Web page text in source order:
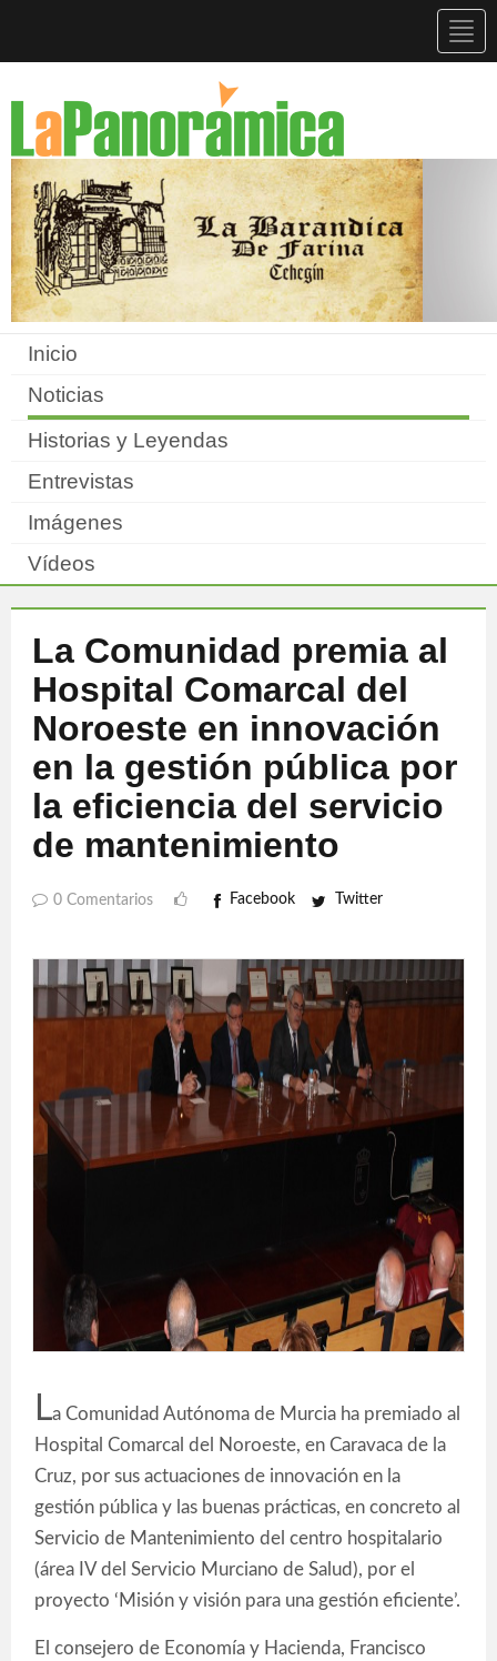
Inicio
Noticias
Historias y Leyendas
Entrevistas
Imágenes
Vídeos
La Comunidad premia al
Hospital Comarcal del
Noroeste en innovación
en la gestión pública por
la eficiencia del servicio
de mantenimiento
0 Comentarios Facebook Twitter
La Comunidad Autónoma de Murcia ha premiado al
Hospital Comarcal del Noroeste, en Caravaca de la
Cruz, por sus actuaciones de innovación en la
gestión pública y las buenas prácticas, en concreto al
Servicio de Mantenimiento del centro hospitalario
(área IV del Servicio Murciano de Salud), por el
proyecto ‘Misión y visión para una gestión eficiente’.
El consejero de Economía y Hacienda, Francisco